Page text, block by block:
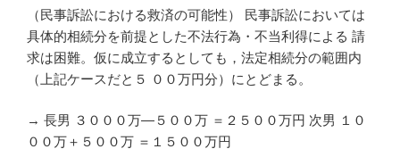
（民事訴訟における救済の可能性） 民事訴訟においては
具体的相続分を前提とした不法行為・不当利得による 請
求は困難。仮に成立するとしても，法定相続分の範囲内
（上記ケースだと５ ００万円分）にとどまる。
→ 長男 ３０００万―５００万 ＝２５００万円 次男 １０
００万＋５００万 ＝１５００万円